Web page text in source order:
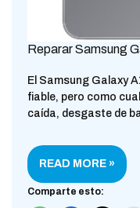
Reparar Samsung
El Samsung Galaxy
fiable, pero como
caída, desgaste de
READ MORE »
Comparte esto: